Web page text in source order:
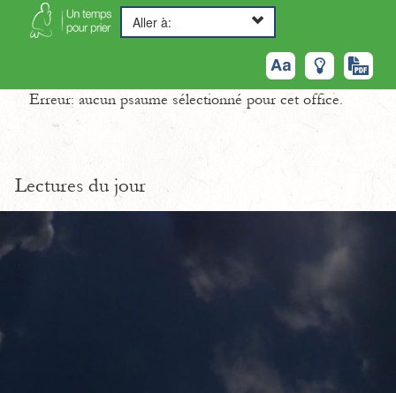
Aller à:
Erreur: aucun psaume sélectionné pour cet office.
Lectures du jour